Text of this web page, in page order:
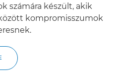
számára készült, akik
kompromisszumok